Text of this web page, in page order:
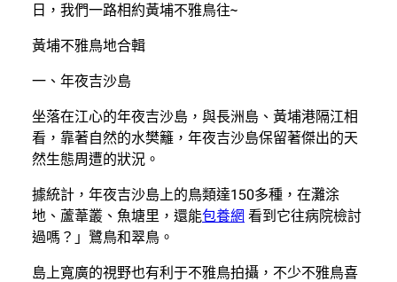
日，我們一路相約黃埔不雅鳥往~
黃埔不雅鳥地合輯
一、年夜吉沙島
坐落在江心的年夜吉沙島，與長洲島、黃埔港隔江相
看，靠著自然的水樊籬，年夜吉沙島保留著傑出的天
然生態周遭的狀況。
據統計，年夜吉沙島上的鳥類達150多種，在灘涂
地、蘆葦叢、魚塘里，還能包養網 看到它往病院檢討
過嗎？」鷺鳥和翠鳥。
島上寬廣的視野也有利于不雅鳥拍攝，不少不雅鳥喜